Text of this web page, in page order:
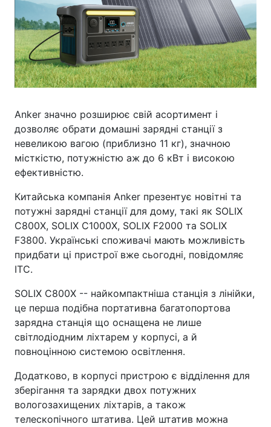
Anker значно розширює свій асортимент і
дозволяє обрати домашні зарядні станції з
невеликою вагою (приблизно 11 кг), значною
місткістю, потужністю аж до 6 кВт і високою
ефективністю.
Китайська компанія Anker презентує новітні та
потужні зарядні станції для дому, такі як SOLIX
C800X, SOLIX C1000X, SOLIX F2000 та SOLIX
F3800. Українські споживачі мають можливість
придбати ці пристрої вже сьогодні, повідомляє
ITC.
SOLIX C800X -- найкомпактніша станція з лінійки,
це перша подібна портативна багатопортова
зарядна станція що оснащена не лише
світлодіодним ліхтарем у корпусі, а й
повноцінною системою освітлення.
Додатково, в корпусі пристрою є відділення для
зберігання та зарядки двох потужних
вологозахищених ліхтарів, а також
телескопічного штатива. Цей штатив можна